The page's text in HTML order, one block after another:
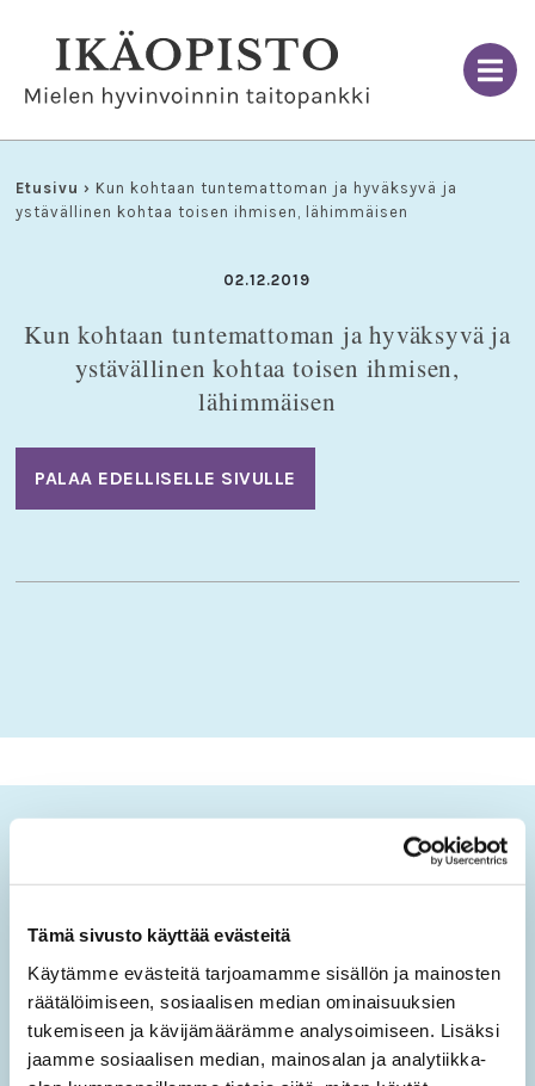
Tämä sivusto käyttää evästeitä
Käytämme evästeitä tarjoamamme sisällön ja mainosten
räätälöimiseen, sosiaalisen median ominaisuuksien
tukemiseen ja kävijämäärämme analysoimiseen. Lisäksi
jaamme sosiaalisen median, mainosalan ja analytiikka-
Etusivu › Kun kohtaan tuntemattoman ja hyväksyvä ja
ystävällinen kohtaa toisen ihmisen, lähimmäisen
02.12.2019
Kun kohtaan tuntemattoman ja hyväksyvä ja
ystävällinen kohtaa toisen ihmisen,
lähimmäisen
PALAA EDELLISELLE SIVULLE
uusista sisällöistä sekä ajankohtaisista mielen
hyvinvoinnin teemoista.
Tilaa Ikäopisto -uutiset